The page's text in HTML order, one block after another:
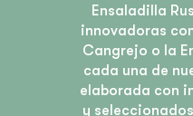
Ensaladilla
innovadoras
Cangrejo o la
cada una de
elaborada con
y